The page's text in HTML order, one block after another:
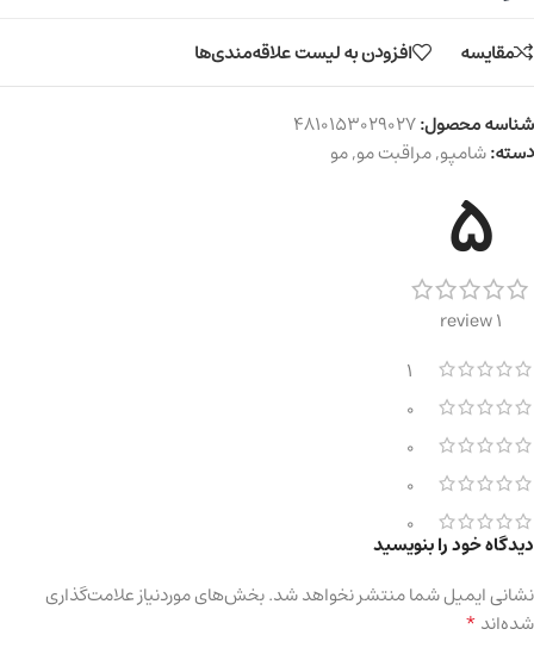
مقایسه افزودن به لیست علاقه‌مندی‌ها
شناسه محصول:4810153029027
دسته:شامپو,مراقبت مو,مو
5
1 review
1
0
0
0
0
دیدگاه خود را بنویسید
نشانی ایمیل شما منتشر نخواهد شد.بخش‌های موردنیاز علامت‌گذاری
شده‌اند*